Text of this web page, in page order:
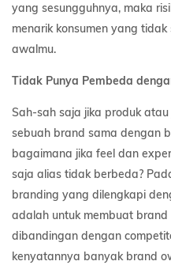
yang sesungguhnya, maka
menarik konsumen yang
awalmu.
Tidak Punya Pembeda
Sah-sah saja jika produk
sebuah brand sama dengan
bagaimana jika feel dan
saja alias tidak berbeda?
branding yang dilengkapi
adalah untuk membuat
dibandingan dengan
kenyatannya banyak brand